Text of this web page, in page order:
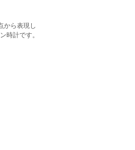
から表現し
時計です。